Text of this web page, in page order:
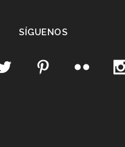
SÍGUENOS